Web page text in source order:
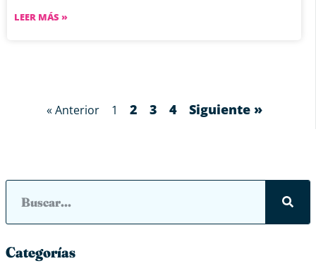
LEER MÁS »
« Anterior 1 2 3 4 Siguiente »
Categorías